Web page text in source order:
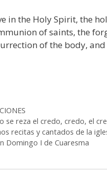
in the Holy Spirit, the
of saints, the
of the body,
se reza el credo,credo,el
recitas y cantados de la
Domingo I de Cuaresma